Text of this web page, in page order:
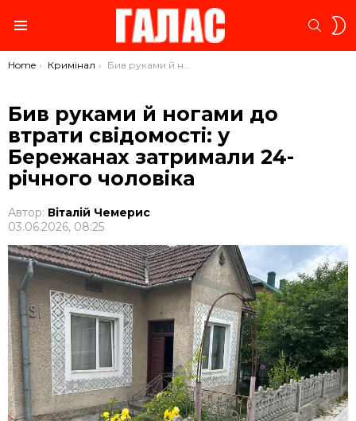
You are here:
Home Кримінал Бив руками й ногами до втрати свідомості: у Бережанах затримали 24-річного чоловіка
Бив руками й ногами до
втрати свідомості: у
Бережанах затримали 24-
річного чоловіка
Автор: Віталій Чемерис
03.06.2026, 08:25